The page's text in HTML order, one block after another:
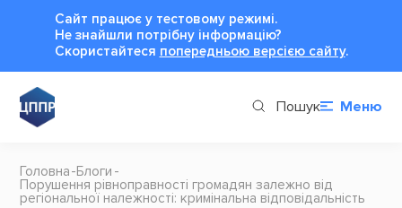
Сайт працює у тестовому режимі.
Не знайшли потрібну інформацію?
Cкористайтеся попередньою версією сайту.
Пошук Меню
Головна Блоги
Порушення рівноправності громадян залежно від
регіональної належності: кримінальна відповідальність